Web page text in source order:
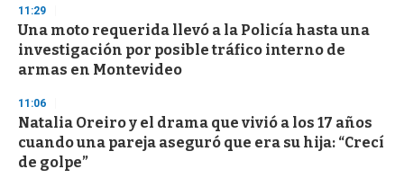
s
e
c
o
n
11:29
Una moto requerida llevó a la Policía hasta una
investigación por posible tráfico interno de
armas en Montevideo
11:06
Natalia Oreiro y el drama que vivió a los 17 años
cuando una pareja aseguró que era su hija: “Crecí
de golpe”